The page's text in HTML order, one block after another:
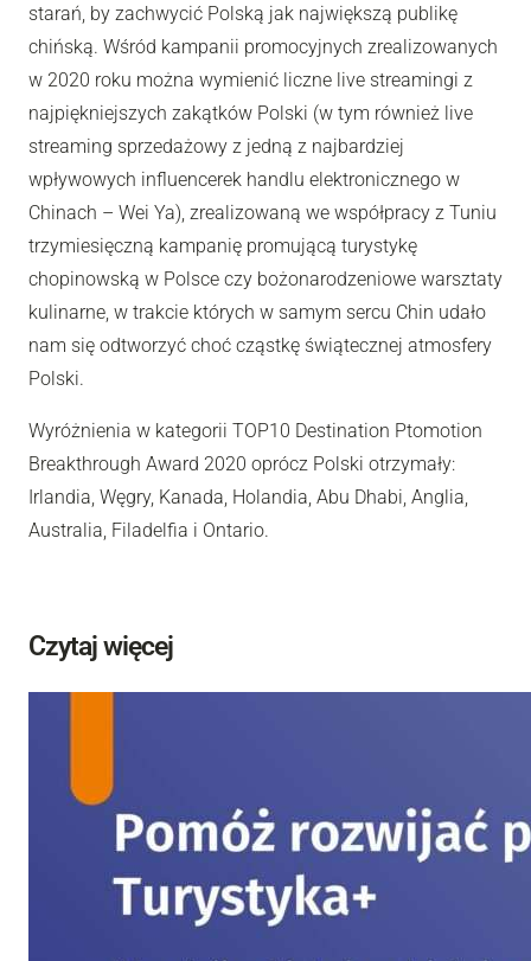
starań, by zachwycić Polską jak największą publikę
chińską. Wśród kampanii promocyjnych zrealizowanych
w 2020 roku można wymienić liczne live streamingi z
najpiękniejszych zakątków Polski (w tym również live
streaming sprzedażowy z jedną z najbardziej
wpływowych influencerek handlu elektronicznego w
Chinach – Wei Ya), zrealizowaną we współpracy z Tuniu
trzymiesięczną kampanię promującą turystykę
chopinowską w Polsce czy bożonarodzeniowe warsztaty
kulinarne, w trakcie których w samym sercu Chin udało
nam się odtworzyć choć cząstkę świątecznej atmosfery
Polski.
Wyróżnienia w kategorii TOP10 Destination Ptomotion
Breakthrough Award 2020 oprócz Polski otrzymały:
Irlandia, Węgry, Kanada, Holandia, Abu Dhabi, Anglia,
Australia, Filadelfia i Ontario.
Czytaj więcej